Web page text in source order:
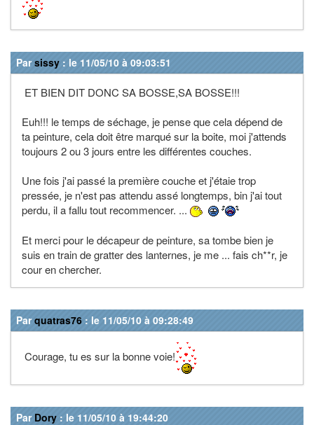
Parsissy : le 11/05/10 à 09:03:51
ET BIEN DIT DONC SA BOSSE,SA BOSSE!!!
Euh!!! le temps de séchage, je pense que cela dépend de
ta peinture, cela doit être marqué sur la boite, moi j'attends
toujours 2 ou 3 jours entre les différentes couches.
Une fois j'ai passé la première couche et j'étaie trop
pressée, je n'est pas attendu assé longtemps, bin j'ai tout
perdu, il a fallu tout recommencer. ...
Et merci pour le décapeur de peinture, sa tombe bien je
suis en train de gratter des lanternes, je me ... fais ch**r, je
cour en chercher.
Parquatras76 : le 11/05/10 à 09:28:49
Courage, tu es sur la bonne voie!
Par Dory : le 11/05/10 à 19:44:20